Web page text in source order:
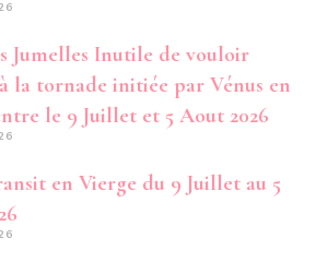
Jumelles Inutile de vouloir
la tornade initiée par Vénus en
le 9 Juillet et 5 Aout 2026
en Vierge du 9 Juillet au 5